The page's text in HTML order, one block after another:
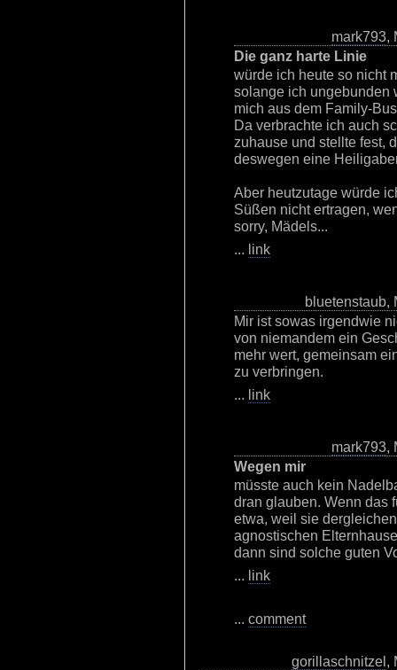
mark793,
Die ganz harte Linie
würde ich heute so nicht
solange ich ungebunden
mich aus dem Family-
Da verbrachte ich auch
zuhause und stellte fest,
deswegen eine
Aber heutzutage würde
Süßen nicht ertragen,
sorry, Mädels...
... link
bluetenstaub,
Mir ist sowas irgendwie
von niemandem ein
mehr wert, gemeinsam
zu verbringen.
... link
mark793,
Wegen mir
müsste auch kein
dran glauben. Wenn das
etwa, weil sie
agnostischen
dann sind solche guten
... link
... comment
gorillaschnitzel,